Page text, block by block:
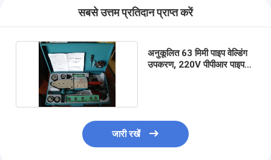
सबसे उत्तम प्रतिदान प्राप्त करें
अनुकूलित 63 मिमी पाइप वेल्डिंग
उपकरण, 220V पीपीआर पाइप
जारी रखें